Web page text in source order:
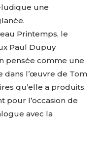
ludique une
Printemps, le
Paul Dupuy
pensée comme une
dans l’œuvre de Tom
qu’elle a produits.
pour l’occasion de
avec la